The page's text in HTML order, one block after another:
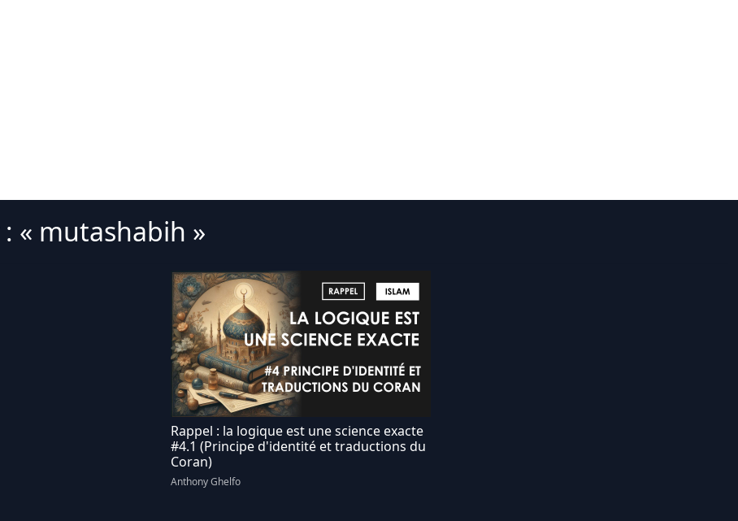
« mutashabih »
Rappel : la logique est une science exacte
#4.1 (Principe d'identité et traductions du
Coran)
Anthony Ghelfo